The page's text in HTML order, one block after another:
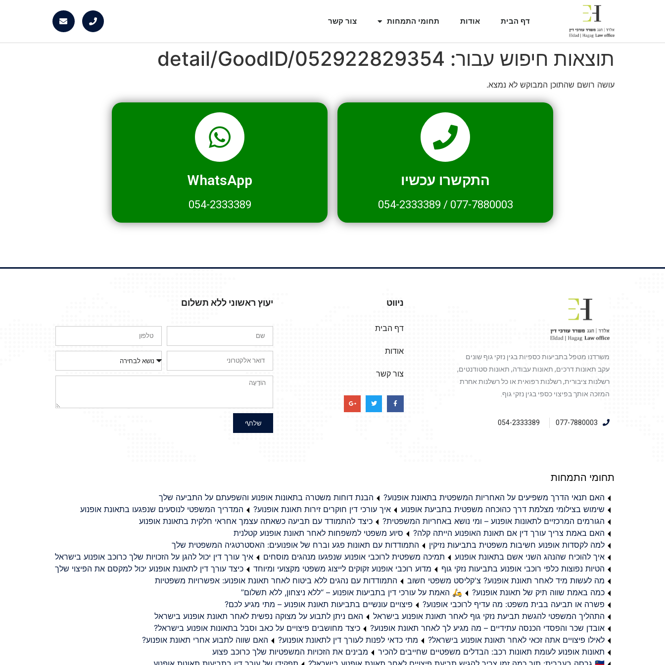
דף הבית אודות תחומי התמחות צור קשר
תוצאות חיפוש עבור: detail/GoodID/052922829354
עושה רושם שהתוכן המבוקש לא נמצא.
התקשרו עכשיו
077-7880003
/
054-2333389
WhatsApp
054-2333389
משרדנו מטפל בתביעות כספיות בגין נזקי גוף שונים
עקב תאונות דרכים, תאונות עבודה, תאונות סטודנטים,
רשלנות ציבורית, רשלנות רפואית או כל רשלנות אחרת
המזכה אותך בפיצוי כספי בגין נזקי גוף.
077-7880003
054-2333389
ניווט
דף הבית
אודות
צור קשר
יעוץ ראשוני ללא תשלום
שלח\י
תחומי התמחות
האם תנאי הדרך משפיעים על האחריות המשפטית בתאונת אופנוע?
הבנת דוחות משטרה בתאונות אופנוע והשפעתם על התביעה שלך
שימוש בצילומי מצלמת דרך כהוכחה משפטית בתביעת אופנוע
איך עורכי דין חוקרים זירות תאונת אופנוע?
המדריך המשפטי לנוסעים שנפגעו בתאונת אופנוע
הגורמים המרכזיים לתאונות אופנוע – ומי נושא באחריות המשפטית?
כיצד להתמודד עם תביעה כשאתה עצמך אחראי חלקית בתאונת אופנוע
האם באמת צריך עורך דין אם תאונת האופנוע הייתה קלה?
סיוע משפטי למשפחות לאחר תאונת אופנוע קטלנית
למה לקסדות אופנוע חשיבות משפטית בתביעות נזיקין
התמודדות עם תאונות פגע וברח של אופנועים: האסטרטגיה המשפטית שלך
איך להוכיח שהנהג השני אשם בתאונת אופנוע
תמיכה משפטית לרוכבי אופנוע שנפגעו מנהגים מוסחים
איך עורך דין יכול להגן על הזכויות שלך כרוכב אופנוע בישראל
הטיות נפוצות כלפי רוכבי אופנוע בתביעות נזקי גוף
מדוע רוכבי אופנוע זקוקים לייצוג משפטי מקצועי ומיוחד
כיצד עורך דין לתאונת אופנוע יכול למקסם את הפיצוי שלך
מה לעשות מיד לאחר תאונת אופנוע? צ'קליסט משפטי חשוב
התמודדות עם נהגים ללא ביטוח לאחר תאונת אופנוע: אפשרויות משפטיות
כמה באמת שווה תיק של תאונת אופנוע?
🛵 האמת על עורכי דין בתביעות אופנוע – “ללא ניצחון, ללא תשלום”
פשרה או תביעה בבית משפט: מה עדיף לרוכבי אופנוע?
פיצויים עונשיים בתביעות תאונת אופנוע – מתי מגיע לכם?
התהליך המשפטי להגשת תביעת נזקי גוף לאחר תאונת אופנוע בישראל
האם ניתן לתבוע על מצוקה נפשית לאחר תאונת אופנוע בישראל
אובדן שכר והפסדי הכנסה עתידיים – מה מגיע לך לאחר תאונת אופנוע?
כיצד מחושבים פיצויים על כאב וסבל בתאונות אופנוע בישראל?
לאילו פיצויים אתה זכאי לאחר תאונת אופנוע בישראל?
מתי כדאי לפנות לעורך דין לתאונת אופנוע?
האם שווה לתבוע אחרי תאונת אופנוע?
תאונות אופנוע לעומת תאונות רכב: הבדלים משפטיים שחייבים להכיר
מבינים את הזכויות המשפטיות שלך כרוכב פצוע